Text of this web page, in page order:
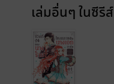
เล่มอื่นๆ ในซีรีส์